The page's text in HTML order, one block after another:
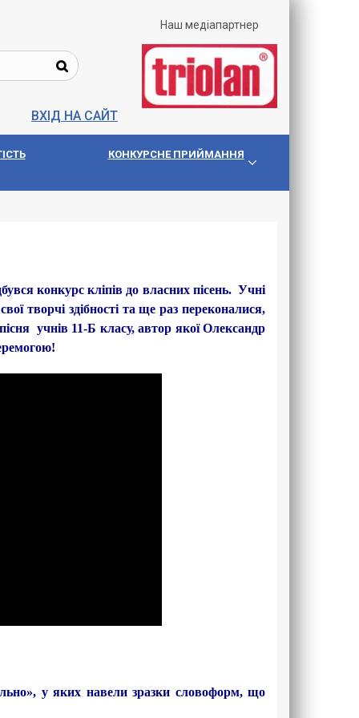
ВХІД НА САЙТ
Наш медіапартнер
КОНКУРСНЕ ПРИЙМАННЯ
конкурс кліпів до власних пісень. Учні
творчі здібності та ще раз переконалися,
учнів 11-Б класу, автор якої Олександр
у яких навели зразки словоформ, що